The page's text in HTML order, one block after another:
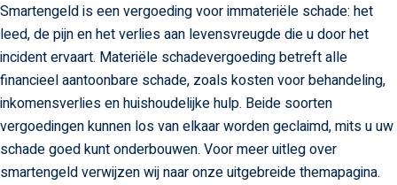
Smartengeld is een vergoeding voor immateriële schade: het
leed, de pijn en het verlies aan levensvreugde die u door het
incident ervaart. Materiële schadevergoeding betreft alle
financieel aantoonbare schade, zoals kosten voor behandeling,
inkomensverlies en huishoudelijke hulp. Beide soorten
vergoedingen kunnen los van elkaar worden geclaimd, mits u uw
schade goed kunt onderbouwen. Voor meer uitleg over
smartengeld verwijzen wij naar onze uitgebreide themapagina.